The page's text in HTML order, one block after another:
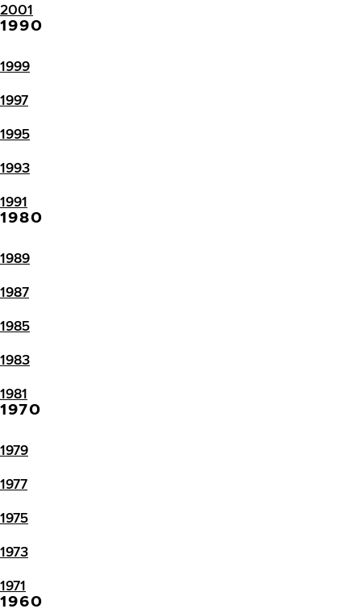
2001
1990
1999
1997
1995
1993
1991
1980
1989
1987
1985
1983
1981
1970
1979
1977
1975
1973
1971
1960